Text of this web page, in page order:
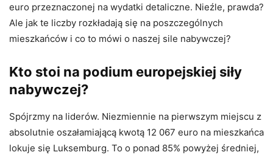
euro przeznaczonej na wydatki detaliczne. Nieźle, prawda?
Ale jak te liczby rozkładają się na poszczególnych
mieszkańców i co to mówi o naszej sile nabywczej?
Kto stoi na podium europejskiej siły
nabywczej?
Spójrzmy na liderów. Niezmiennie na pierwszym miejscu z
absolutnie oszałamiającą kwotą 12 067 euro na mieszkańca
lokuje się Luksemburg. To o ponad 85% powyżej średniej,